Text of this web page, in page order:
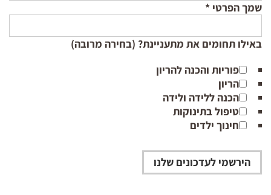
שמך הפרטי *
באילו תחומים את מתעניינת? (בחירה מרובה)
פוריות והכנה להריון
הריון
הכנה ללידה ולידה
טיפול בתינוקות
חינוך ילדים